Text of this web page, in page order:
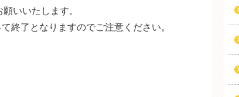
いいたします。
終了となりますのでご注意ください。